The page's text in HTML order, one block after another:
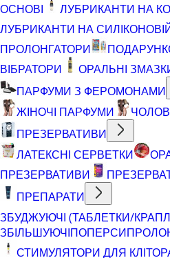
ОСНОВІ
ЛУБРИКАНТИ НА
ЛУБРИКАНТИ НА
ПРОЛОНГАТОРИ
ВІБРАТОРИ
ОРАЛЬНІ
ПАРФУМИ З ФЕРОМОНАМИ
ЖІНОЧІ ПАРФУМИ
ПРЕЗЕРВАТИВИ
ЛАТЕКСНІ СЕРВЕТКИ
ПРЕЗЕРВАТИВИ
ПРЕПАРАТИ
ЗБУДЖУЮЧІ (ТАБЛЕТКИ/
ЗБІЛЬШУЮЧІПОПЕРСИ
СТИМУЛЯТОРИ ДЛЯ